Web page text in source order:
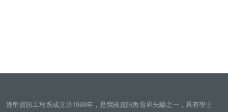
逢甲資訊工程系成立於1969年，是我國資訊教育界先驅之一，具有學士